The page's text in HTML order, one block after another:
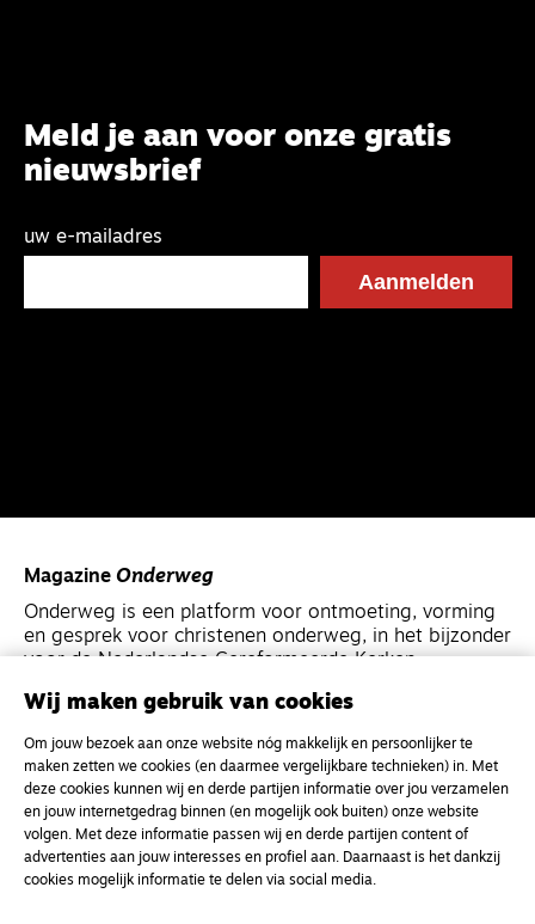
Meld je aan voor onze gratis
nieuwsbrief
uw e-mailadres
Magazine Onderweg
Onderweg is een platform voor ontmoeting, vorming
en gesprek voor christenen onderweg, in het bijzonder
voor de Nederlandse Gereformeerde Kerken.
Kvk-nummer 33277063
NL46 INGB 0117 5827 86
info@onderwegonline.nl
Wij maken gebruik van cookies
Om jouw bezoek aan onze website nóg makkelijk en persoonlijker te
maken zetten we cookies (en daarmee vergelijkbare technieken) in. Met
deze cookies kunnen wij en derde partijen informatie over jou verzamelen
en jouw internetgedrag binnen (en mogelijk ook buiten) onze website
volgen. Met deze informatie passen wij en derde partijen content of
advertenties aan jouw interesses en profiel aan. Daarnaast is het dankzij
cookies mogelijk informatie te delen via social media.